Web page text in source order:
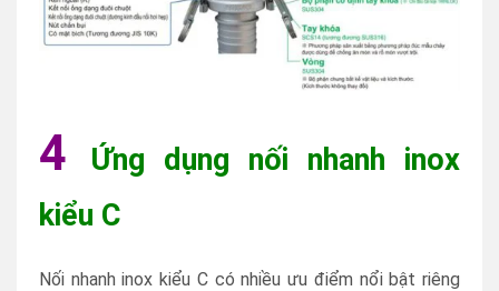
4
Ứng dụng nối nhanh inox
kiểu C
Nối nhanh inox kiểu C có nhiều ưu điểm nổi bật riêng